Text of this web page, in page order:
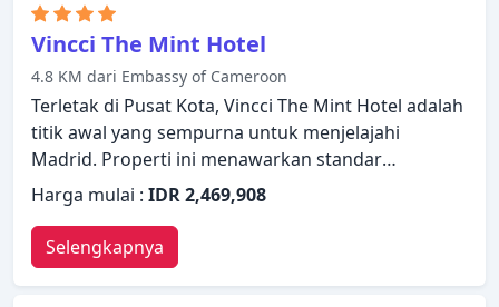
Vincci The Mint Hotel
4.8 KM dari Embassy of Cameroon
Terletak di Pusat Kota, Vincci The Mint Hotel adalah
titik awal yang sempurna untuk menjelajahi
Madrid. Properti ini menawarkan standar
pelayanan dan fasilitas yang tinggi untuk
memenuhi setiap kebutuhan semua wisatawan.
Semua fasilitas yang diperlukan, termasuk WiFi
gratis di semua kamar, layanan kebersihan harian,
perapian, layanan taksi, akses mudah untuk kursi
Harga mulai : IDR 2,469,908
Selengkapnya